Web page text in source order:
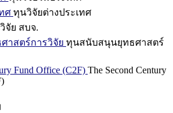
ศ ทุนวิจัยต่างประเทศ
จัย สบจ.
าสตร์การวิจัย ทุนสนับสนุนยุทธศาสตร์
Fund Office (C2F) The Second Century